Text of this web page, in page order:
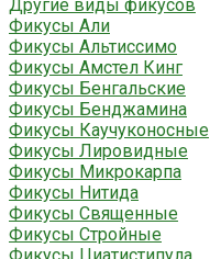
Другие виды фикусов
Фикусы Али
Фикусы Альтиссимо
Фикусы Амстел Кинг
Фикусы Бенгальские
Фикусы Бенджамина
Фикусы Каучуконосные
Фикусы Лировидные
Фикусы Микрокарпа
Фикусы Нитида
Фикусы Священные
Фикусы Стройные